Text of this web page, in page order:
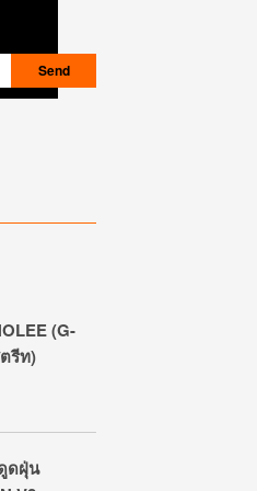
(G-
รีท)
ดฝุ่น